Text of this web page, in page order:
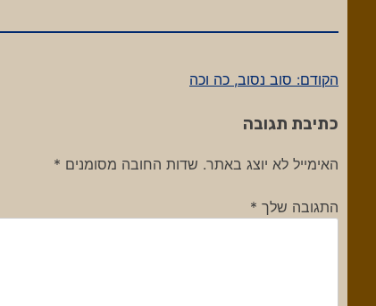
ניווט
הקודם: סוב נסוב, כה וכה
כתיבת תגובה
האימייל לא יוצג באתר. שדות החובה מסומנים *
התגובה שלך *